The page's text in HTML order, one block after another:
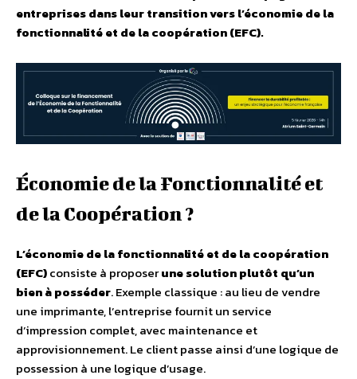
entreprises dans leur transition vers l’économie de la
fonctionnalité et de la coopération (EFC).
Économie de la Fonctionnalité et
de la Coopération ?
L’économiede la fonctionnalité et de la coopération
(EFC)consiste à proposerune solution plutôt qu’un
bien à posséder. Exemple classique : au lieu de vendre
une imprimante, l’entreprise fournit un service
d’impression complet, avec maintenance et
approvisionnement. Le client passe ainsi d’une logique de
possession à une logique d’usage.